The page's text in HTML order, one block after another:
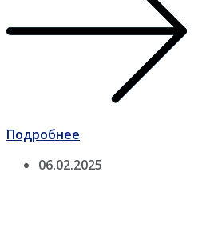
Подробнее
06.02.2025